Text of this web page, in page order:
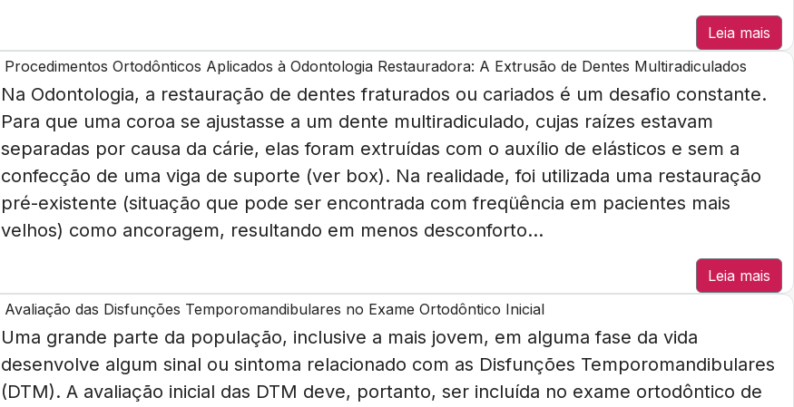
Leia mais
Procedimentos Ortodônticos Aplicados à Odontologia Restauradora: A Extrusão de Dentes Multiradiculados
Na Odontologia, a restauração de dentes fraturados ou cariados é um desafio constante.
Para que uma coroa se ajustasse a um dente multiradiculado, cujas raízes estavam
separadas por causa da cárie, elas foram extruídas com o auxílio de elásticos e sem a
confecção de uma viga de suporte (ver box). Na realidade, foi utilizada uma restauração
pré-existente (situação que pode ser encontrada com freqüência em pacientes mais
velhos) como ancoragem, resultando em menos desconforto...
Leia mais
Avaliação das Disfunções Temporomandibulares no Exame Ortodôntico Inicial
Uma grande parte da população, inclusive a mais jovem, em alguma fase da vida
desenvolve algum sinal ou sintoma relacionado com as Disfunções Temporomandibulares
(DTM). A avaliação inicial das DTM deve, portanto, ser incluída no exame ortodôntico de